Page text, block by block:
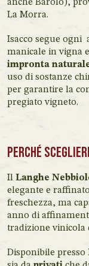
anche Barolo),
La Morra.
Isacco segue ogni
manicale in vigna
impronta
uso di sostanze
per garantire la
pregiato vigneto.
Perché
Il Langhe
elegante e
freschezza, ma
anno di
tradizione vinicola
Disponibile presso